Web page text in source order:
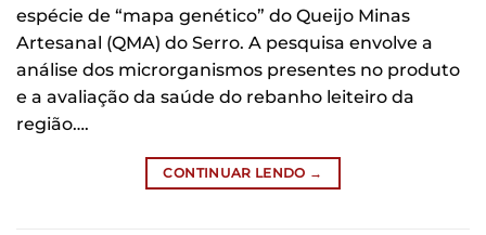
espécie de “mapa genético” do Queijo Minas
Artesanal (QMA) do Serro. A pesquisa envolve a
análise dos microrganismos presentes no produto
e a avaliação da saúde do rebanho leiteiro da
região….
CONTINUAR LENDO →